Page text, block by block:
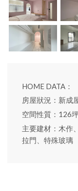
HOME DATA：
房屋狀況：新成
空間性質：126
主要建材：木作
拉門、特殊玻璃